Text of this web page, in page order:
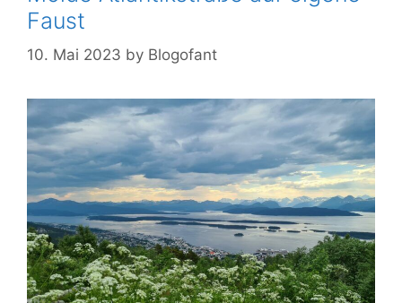
Faust
10. Mai 2023 by Blogofant